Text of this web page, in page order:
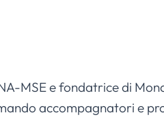
MSE e fondatrice di
accompagnatori e